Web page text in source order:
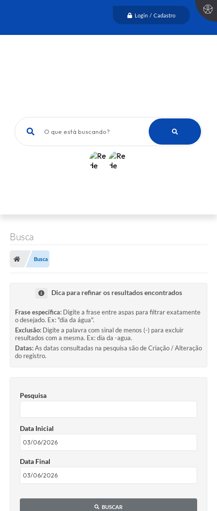
Login / Cadastro
O que está buscando?
Busca
Busca
Dica para refinar os resultados encontrados
Frase específica: Digite a frase entre aspas para filtrar exatamente
o desejado. Ex: "dia da água".
Exclusão: Digite a palavra com sinal de menos (-) para excluir
resultados com a mesma. Ex: dia da -agua.
Datas:As datas consultadas na pesquisa são de Criação / Alteração
do registro.
Pesquisa
Data Inicial
Data Final
BUSCAR